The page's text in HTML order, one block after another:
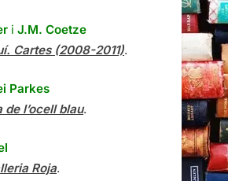
i J.M. Coetze
Cartes (2008-2011).
Parkes
de l’ocell blau.
Roja.